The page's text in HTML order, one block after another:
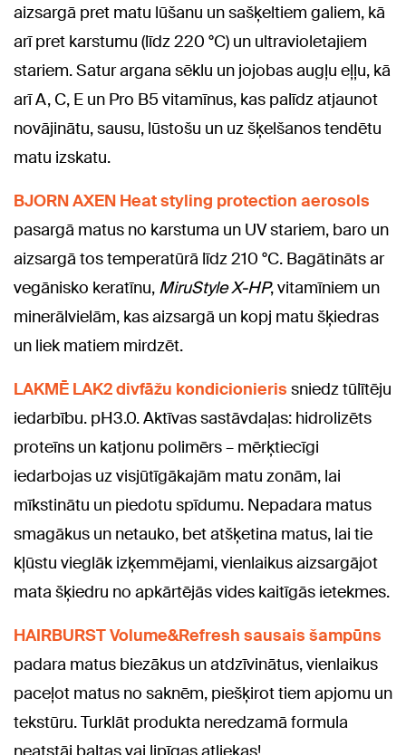
aizsargā pret matu lūšanu un sašķeltiem galiem, kā
arī pret karstumu (līdz 220 °C) un ultravioletajiem
stariem. Satur argana sēklu un jojobas augļu eļļu, kā
arī A, C, E un Pro B5 vitamīnus, kas palīdz atjaunot
novājinātu, sausu, lūstošu un uz šķelšanos tendētu
matu izskatu.
BJORN AXEN Heat styling protection aerosols
pasargā matus no karstuma un UV stariem, baro un
aizsargā tos temperatūrā līdz 210 °C. Bagātināts ar
vegānisko keratīnu, MiruStyle X-HP, vitamīniem un
minerālvielām, kas aizsargā un kopj matu šķiedras
un liek matiem mirdzēt.
LAKMĒ LAK2 divfāžu kondicionieris sniedz tūlītēju
iedarbību. pH3.0. Aktīvas sastāvdaļas: hidrolizēts
proteīns un katjonu polimērs – mērķtiecīgi
iedarbojas uz visjūtīgākajām matu zonām, lai
mīkstinātu un piedotu spīdumu. Nepadara matus
smagākus un netauko, bet atšķetina matus, lai tie
kļūstu vieglāk izķemmējami, vienlaikus aizsargājot
mata šķiedru no apkārtējās vides kaitīgās ietekmes.
HAIRBURST Volume&Refresh sausais šampūns
padara matus biezākus un atdzīvinātus, vienlaikus
paceļot matus no saknēm, piešķirot tiem apjomu un
tekstūru. Turklāt produkta neredzamā formula